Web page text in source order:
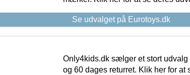
Se udvalget på Eurotoys.dk
Only4kids.dk sælger et stort
og 60 dages returret. Klik her for at